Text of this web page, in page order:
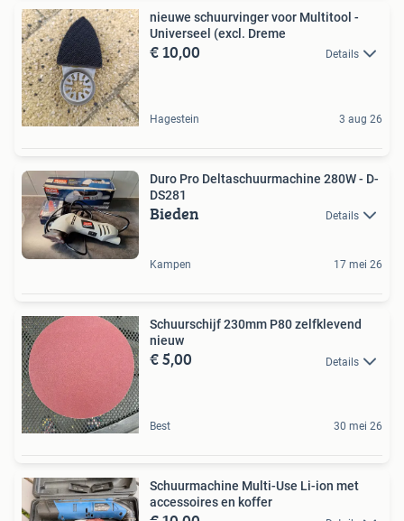
nieuwe schuurvinger voor Multitool -
Universeel (excl. Dreme
€ 10,00 Details
Hagestein 3 aug 26
Duro Pro Deltaschuurmachine 280W - D-
DS281
Bieden Details
Kampen 17 mei 26
Schuurschijf 230mm P80 zelfklevend
nieuw
€ 5,00 Details
Best 30 mei 26
Schuurmachine Multi-Use Li-ion met
accessoires en koffer